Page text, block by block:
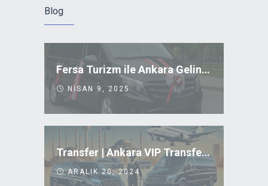
Blog
Fersa Turizm ile Ankara Gelin Arabası Kiralama
NISAN 9, 2025
Transfer | Ankara VIP Transfer Uygun Fiyatlar
ARALIK 20, 2024